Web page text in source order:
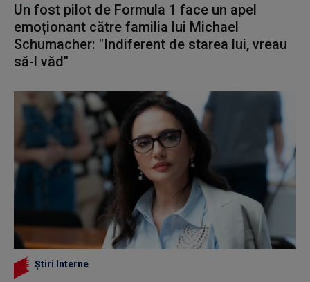
Un fost pilot de Formula 1 face un apel
emoționant către familia lui Michael
Schumacher: "Indiferent de starea lui, vreau
să-l văd"
Știri Interne